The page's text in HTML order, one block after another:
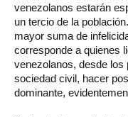
venezolanos estarán
un tercio de la
mayor suma de
corresponde a quienes
venezolanos, desde los
sociedad civil, hacer
dominante,